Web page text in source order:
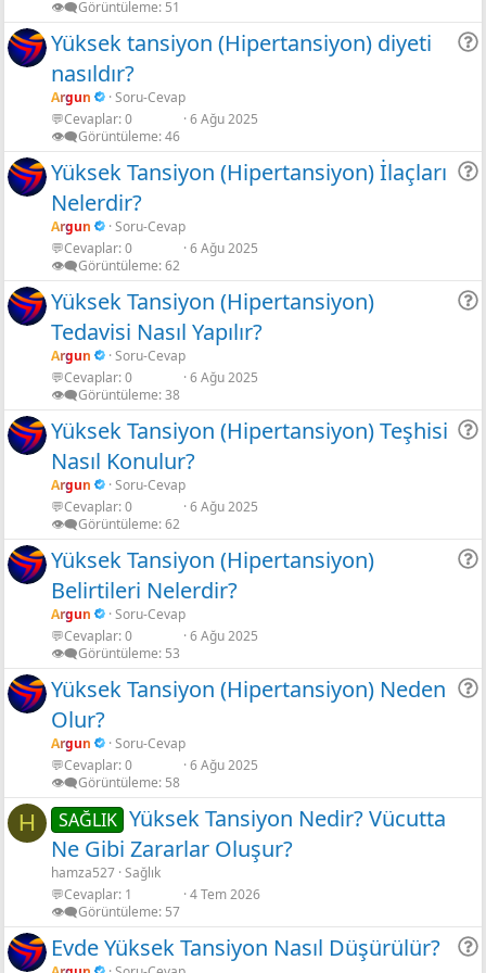
👁️‍🗨️Görüntüleme 51
Yüksek tansiyon (Hipertansiyon) diyeti
nasıldır?
Argun
Soru-Cevap
💬Cevaplar 0
👁️‍🗨️Görüntüleme 46
6 Ağu 2025
Yüksek Tansiyon (Hipertansiyon) İlaçları
Nelerdir?
Argun
Soru-Cevap
💬Cevaplar 0
👁️‍🗨️Görüntüleme 62
6 Ağu 2025
Yüksek Tansiyon (Hipertansiyon)
Tedavisi Nasıl Yapılır?
Argun
Soru-Cevap
💬Cevaplar 0
👁️‍🗨️Görüntüleme 38
6 Ağu 2025
Yüksek Tansiyon (Hipertansiyon) Teşhisi
Nasıl Konulur?
Argun
Soru-Cevap
💬Cevaplar 0
👁️‍🗨️Görüntüleme 62
6 Ağu 2025
Yüksek Tansiyon (Hipertansiyon)
Belirtileri Nelerdir?
Argun
Soru-Cevap
💬Cevaplar 0
👁️‍🗨️Görüntüleme 53
6 Ağu 2025
Yüksek Tansiyon (Hipertansiyon) Neden
Olur?
Argun
Soru-Cevap
💬Cevaplar 0
👁️‍🗨️Görüntüleme 58
6 Ağu 2025
H SAĞLIK Yüksek Tansiyon Nedir? Vücutta
Ne Gibi Zararlar Oluşur?
hamza527 Sağlık
💬Cevaplar 1
👁️‍🗨️Görüntüleme 57
4 Tem 2026
Evde Yüksek Tansiyon Nasıl Düşürülür?